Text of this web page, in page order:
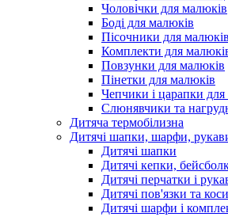
Чоловічки для малюків
Боді для малюків
Пісочники для малюків
Комплекти для
Повзунки для малюків
Пінетки для малюків
Чепчики і царапки для
Слюнявчики та
Дитяча термобілизна
Дитячі шапки, шарфи,
Дитячі шапки
Дитячі кепки,
Дитячі перчатки і
Дитячі пов'язки та
Дитячі шарфи і